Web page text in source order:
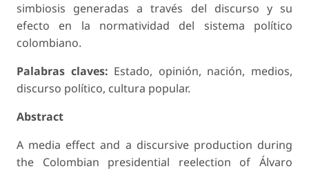
simbiosis generadas a través del discurso y su
efecto en la normatividad del sistema político
colombiano.
Palabras claves: Estado, opinión, nación, medios,
discurso político, cultura popular.
Abstract
A media effect and a discursive production during
the Colombian presidential reelection of Álvaro